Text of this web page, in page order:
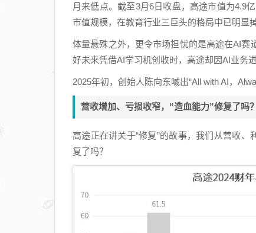
月来低点。截至3月6日收盘，高途市值为4.9
市值规模，在教育行业三巨头的格局中已明显
体量悬殊之外，更令市场担忧的是高途在AI赛
好未来凭借AI学习机创收时，高途却因AI业务
2025年初，创始人陈向东喊出“All with AI，
营收增加、亏损收窄，“造血能力”修复了吗？
高途正在讲关于“修复”的故事，我们从营收
复了吗？